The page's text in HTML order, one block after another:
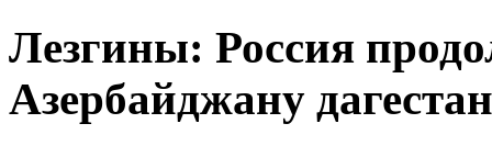
Лезгины: Россия
Азербайджану